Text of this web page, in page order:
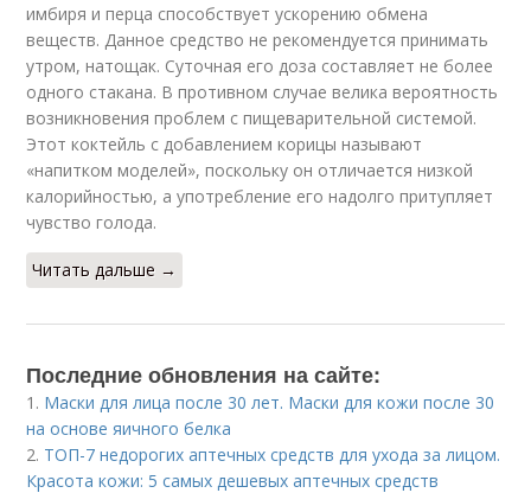
имбиря и перца способствует ускорению обмена
веществ. Данное средство не рекомендуется принимать
утром, натощак. Суточная его доза составляет не более
одного стакана. В противном случае велика вероятность
возникновения проблем с пищеварительной системой.
Этот коктейль с добавлением корицы называют
«напитком моделей», поскольку он отличается низкой
калорийностью, а употребление его надолго притупляет
чувство голода.
Читать дальше →
Последние обновления на сайте:
1. Маски для лица после 30 лет. Маски для кожи после 30
на основе яичного белка
2. ТОП-7 недорогих аптечных средств для ухода за лицом.
Красота кожи: 5 самых дешевых аптечных средств